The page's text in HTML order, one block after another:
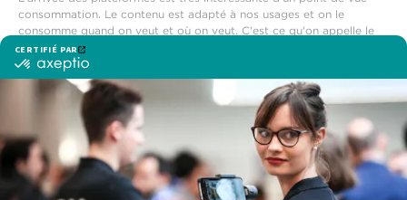
consommation. Le contenu est adapté à nos usages et on le
consomme quand on veut et où on veut. C'est ce qu'on appelle le
délinéaire. Pour nous, c’est une véritable opportunité de création.
Un conseil à donner à nos étudiants
suivant uneformation en
journalisme
Si votre envie d'évoluer dans les métiers du journalisme TV se
confirme,mon conseil serait de multiplier les expériences
professionnelles et les rencontres. C'est un métier d’humains, de